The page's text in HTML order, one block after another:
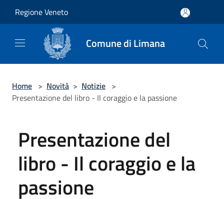
Regione Veneto
Comune di Limana
Home > Novità > Notizie >
Presentazione del libro - Il coraggio e la passione
Presentazione del
libro - Il coraggio e la
passione